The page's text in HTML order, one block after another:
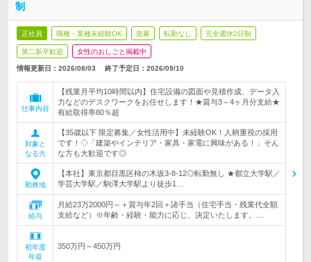
制
正社員 職種・業種未経験OK 急募 転勤なし 完全週休2日制
第二新卒歓迎 女性のおしごと掲載中
情報更新日：2026/08/03 終了予定日： 2026/09/10
仕事内容
【残業月平均10時間以内】住宅設備の図面や見積作成、データ入
力などのデスクワークをお任せします！★賞与3～4ヶ月分支給★
有給取得率80％超
対象と
なる方
【35歳以下 限定募集／女性活用中】未経験OK！人柄重視の採用
です！◇「建築やインテリア・家具・家電に興味がある！」そん
な方も大歓迎です◎
勤務地
【本社】東京都目黒区柿の木坂3-8-12◎転勤無し ★都立大学駅／
学芸大学駅／駒澤大学駅より徒歩1…
給与
月給23万2000円～＋賞与年2回＋諸手当（住宅手当・残業代全額
支給など）※年齢・経験・能力に応じ、決定いたします。…
初年度
年収
350万円～450万円